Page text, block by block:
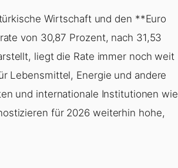
Wirtschaft und den **Euro
von 30,87 Prozent, nach 31,53
liegt die Rate immer noch weit
Lebensmittel, Energie und andere
und internationale Institutionen wie
für 2026 weiterhin hohe,